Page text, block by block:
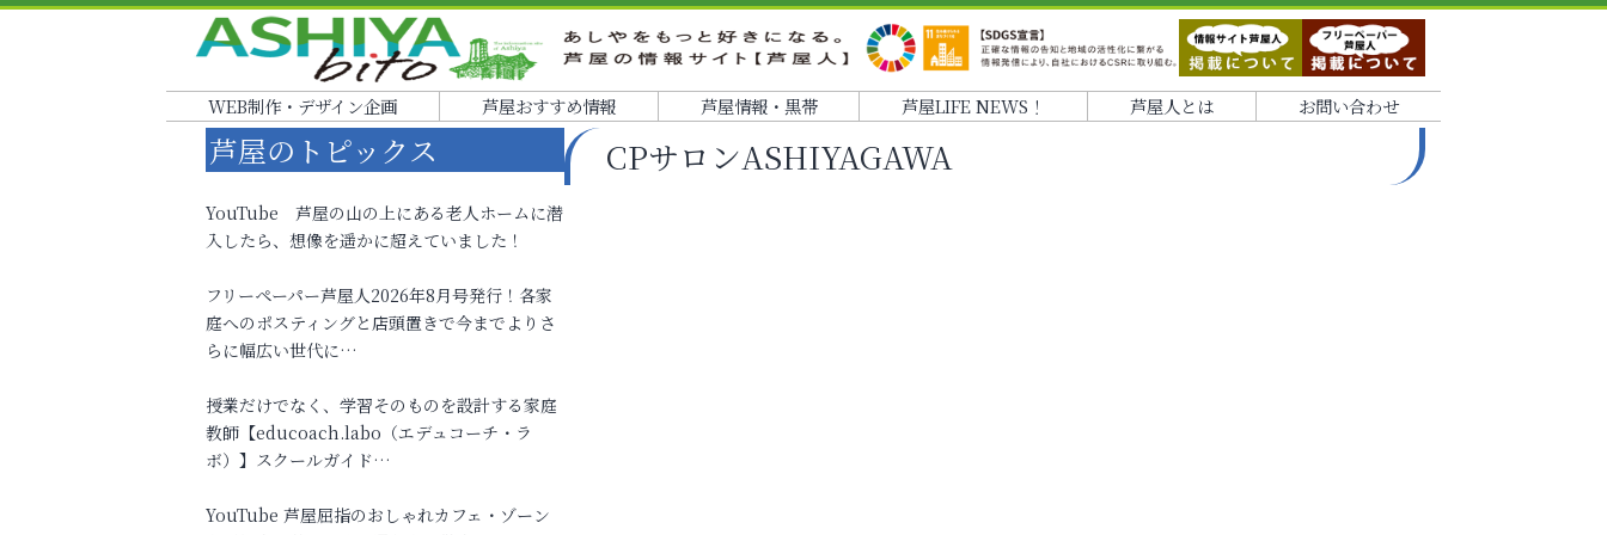
WEB制作・デザイン企画 芦屋おすすめ情報 芦屋情報・黒帯 芦屋LIFE NEWS！ 芦屋人とは お問い合わせ
CPサロンASHIYAGAWA
芦屋のトピックス
YouTube 芦屋の山の上にある老人ホームに潜
入したら、想像を遥かに超えていました！
フリーペーパー芦屋人2026年8月号発行！各家
庭へのポスティングと店頭置きで今までよりさ
らに幅広い世代に…
授業だけでなく、学習そのものを設計する家庭
教師【educoach.labo（エデュコーチ・ラ
ボ）】スクールガイド…
YouTube 芦屋屈指のおしゃれカフェ・ゾーン